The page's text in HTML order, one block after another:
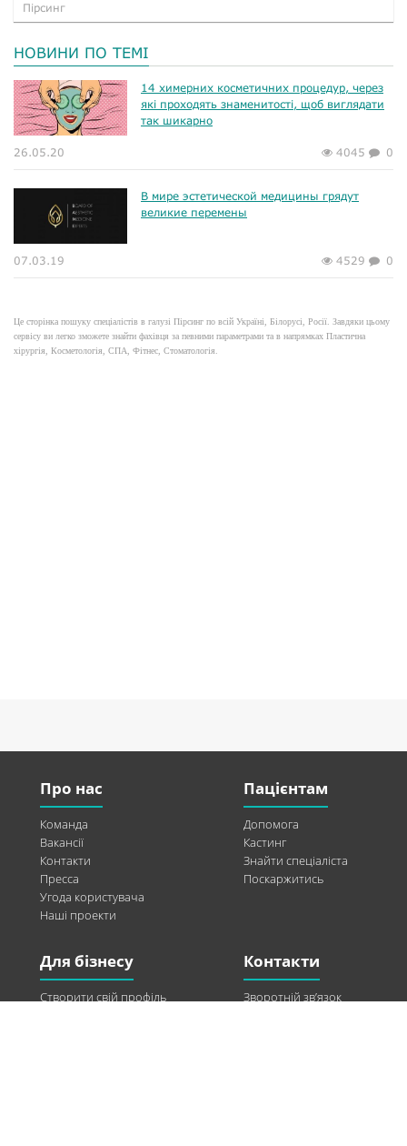
Пірсинг
НОВИНИ ПО ТЕМІ
14 химерних косметичних процедур, через
які проходять знаменитості, щоб виглядати
так шикарно
26.05.20 4045 0
В мире эстетической медицины грядут
великие перемены
07.03.19 4529 0
Це сторінка пошуку спеціалістів в галузі Пірсинг по всій Україні, Білорусі, Росії. Завдяки цьому
сервісу ви легко зможете знайти фахівця за певними параметрами та в напрямках Пластична
хірургія, Косметологія, СПА, Фітнес, Стоматологія.
Про нас
Команда
Вакансії
Контакти
Пресса
Угода користувача
Наші проекти
Пацієнтам
Допомога
Кастинг
Знайти спеціаліста
Поскаржитись
Для бізнесу
Створити свій профіль
Контакти
Зворотній зв’язок